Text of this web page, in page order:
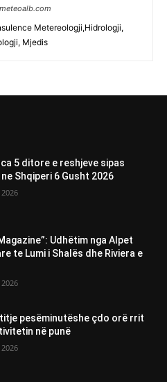
Metereologji,Hidrologji,
Mjedis
5 ditore e reshjeve sipas
Shqiperi 6 Gusht 2026
Udhëtim nga Alpet
te Lumi i Shalës dhe Riviera e
pesëminutëshe çdo orë rrit
në punë